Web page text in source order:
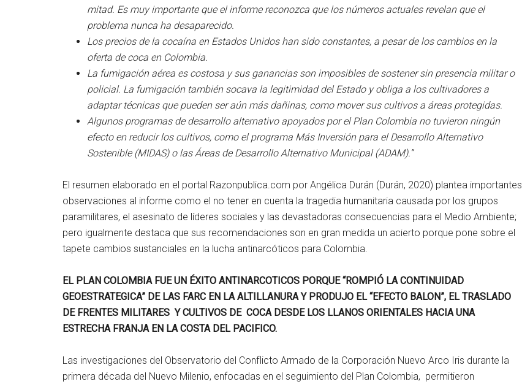
mitad. Es muy importante que el informe reconozca que los números actuales revelan que el
problema nunca ha desaparecido.
Los precios de la cocaína en Estados Unidos han sido constantes, a pesar de los cambios en la
oferta de coca en Colombia.
La fumigación aérea es costosa y sus ganancias son imposibles de sostener sin presencia militar o
policial. La fumigación también socava la legitimidad del Estado y obliga a los cultivadores a
adaptar técnicas que pueden ser aún más dañinas, como mover sus cultivos a áreas protegidas.
Algunos programas de desarrollo alternativo apoyados por el Plan Colombia no tuvieron ningún
efecto en reducir los cultivos, como el programa Más Inversión para el Desarrollo Alternativo
Sostenible (MIDAS) o las Áreas de Desarrollo Alternativo Municipal (ADAM).”
El resumen elaborado en el portal Razonpublica.com por Angélica Durán (Durán, 2020) plantea importantes
observaciones al informe como el no tener en cuenta la tragedia humanitaria causada por los grupos
paramilitares, el asesinato de líderes sociales y las devastadoras consecuencias para el Medio Ambiente;
pero igualmente destaca que sus recomendaciones son en gran medida un acierto porque pone sobre el
tapete cambios sustanciales en la lucha antinarcóticos para Colombia.
EL PLAN COLOMBIA FUE UN ÉXITO ANTINARCOTICOS PORQUE “ROMPIÓ LA CONTINUIDAD
GEOESTRATEGICA” DE LAS FARC EN LA ALTILLANURA Y PRODUJO EL “EFECTO BALON”, EL TRASLADO
DE FRENTES MILITARES Y CULTIVOS DE COCA DESDE LOS LLANOS ORIENTALES HACIA UNA
ESTRECHA FRANJA EN LA COSTA DEL PACIFICO.
Las investigaciones del Observatorio del Conflicto Armado de la Corporación Nuevo Arco Iris durante la
primera década del Nuevo Milenio, enfocadas en el seguimiento del Plan Colombia, permitieron